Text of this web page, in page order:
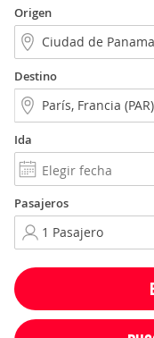
Origen
Destino
Ida
Pasajeros